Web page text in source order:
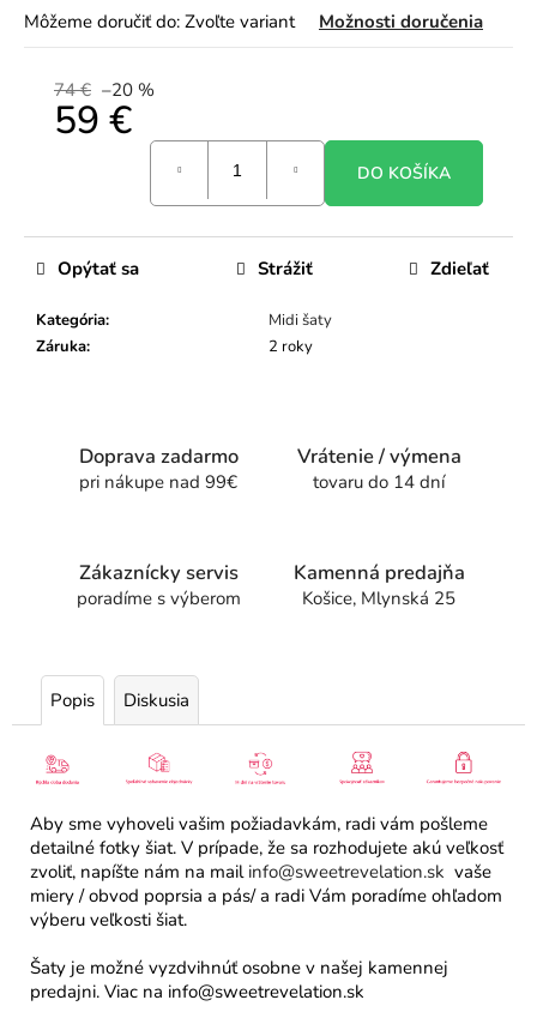
Môžeme doručiť do: Zvoľte variant Možnosti doručenia
74 € –20 %
59 €
DO KOŠÍKA
Kategória:
Midi šaty
Záruka: 2 roky
Opýtať sa Strážiť Zdieľať
Doprava zadarmo
pri nákupe nad 99€
Vrátenie / výmena
tovaru do 14 dní
Zákaznícky servis
poradíme s výberom
Kamenná predajňa
Košice, Mlynská 25
Popis Diskusia
Aby sme vyhoveli vašim požiadavkám, radi vám pošleme
detailné fotky šiat. V prípade, že sa rozhodujete akú veľkosť
zvoliť, napíšte nám na mail info@sweetrevelation.sk vaše
miery / obvod poprsia a pás/ a radi Vám poradíme ohľadom
výberu veľkosti šiat.
Šaty je možné vyzdvihnúť osobne v našej kamennej
predajni. Viac na info@sweetrevelation.sk